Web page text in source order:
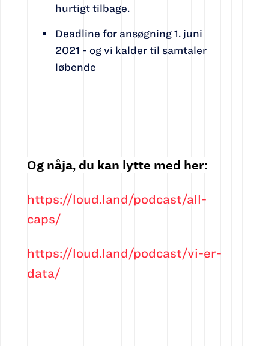
hurtigt tilbage.
Deadline for ansøgning 1. juni
2021 - og vi kalder til samtaler
løbende
Og nåja, du kan lytte med her:
https://loud.land/podcast/all-
caps/
https://loud.land/podcast/vi-er-
data/